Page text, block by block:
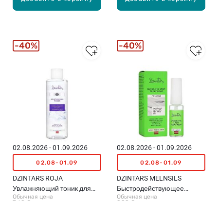
02.08.2026 - 01.09.2026
02.08-01.09
DZINTARS ROJA
Увлажняющий тоник для
лица, 200мл
Обычная цена
40%
02.08.2026 - 01.09.2026
02.08-01.09
DZINTARS MELNSILS
Быстродействующее
средство против акне , 7,5г
Обычная цена
40%